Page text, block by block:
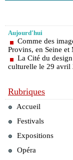
Aujourd'hui
Comme des
Provins, en Seine
La Cité du
culturelle le 29 avril
Rubriques
Accueil
Festivals
Expositions
Opéra